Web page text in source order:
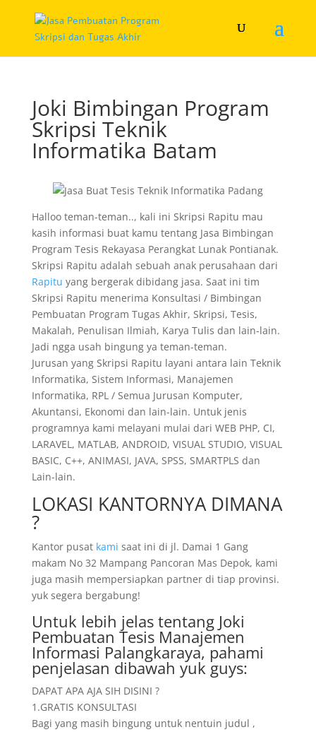
Joki Bimbingan Program
Skripsi Teknik
Informatika Batam
Halloo teman-teman.., kali ini Skripsi Rapitu mau
kasih informasi buat kamu tentang Jasa Bimbingan
Program Tesis Rekayasa Perangkat Lunak Pontianak.
Skripsi Rapitu adalah sebuah anak perusahaan dari
Rapitu yang bergerak dibidang jasa. Saat ini tim
Skripsi Rapitu menerima Konsultasi / Bimbingan
Pembuatan Program Tugas Akhir, Skripsi, Tesis,
Makalah, Penulisan Ilmiah, Karya Tulis dan lain-lain.
Jadi ngga usah bingung ya teman-teman.
Jurusan yang Skripsi Rapitu layani antara lain Teknik
Informatika, Sistem Informasi, Manajemen
Informatika, RPL / Semua Jurusan Komputer,
Akuntansi, Ekonomi dan lain-lain. Untuk jenis
programnya kami melayani mulai dari WEB PHP, CI,
LARAVEL, MATLAB, ANDROID, VISUAL STUDIO, VISUAL
BASIC, C++, ANIMASI, JAVA, SPSS, SMARTPLS dan
Lain-lain.
LOKASI KANTORNYA DIMANA
?
Kantor pusat kami saat ini di jl. Damai 1 Gang
makam No 32 Mampang Pancoran Mas Depok, kami
juga masih mempersiapkan partner di tiap provinsi.
yuk segera bergabung!
Untuk lebih jelas tentang Joki
Pembuatan Tesis Manajemen
Informasi Palangkaraya, pahami
penjelasan dibawah yuk guys:
DAPAT APA AJA SIH DISINI ?
1.GRATIS KONSULTASI
Bagi yang masih bingung untuk nentuin judul ,